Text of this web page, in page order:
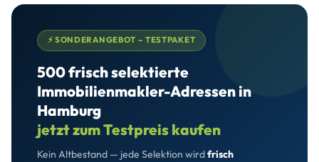
⚡ SONDERANGEBOT – TESTPAKET
500 frisch selektierte
Immobilienmakler-Adressen in
Hamburg
jetzt zum Testpreis kaufen
Kein Altbestand — jede Selektion wirdfrisch